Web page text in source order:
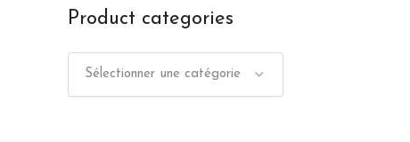
Product categories
Sélectionner une catégorie